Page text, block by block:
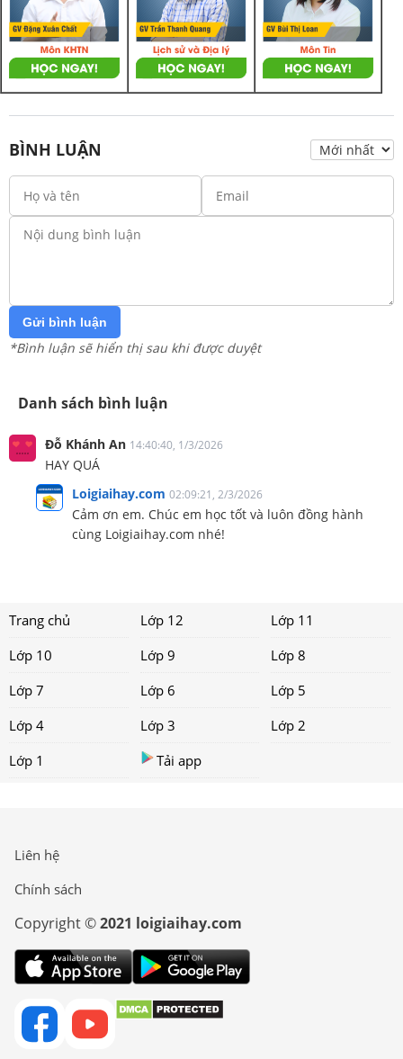
BÌNH LUẬN
Gửi bình luận
*Bình luận sẽ hiển thị sau khi được duyệt
Danh sách bình luận
Đỗ Khánh An 14:40:40, 1/3/2026
HAY QUÁ
Loigiaihay.com 02:09:21, 2/3/2026
Cảm ơn em. Chúc em học tốt và luôn đồng hành
cùng Loigiaihay.com nhé!
Trang chủ Lớp 12
Lớp 11
Lớp 10
Lớp 9
Lớp 8
Lớp 7
Lớp 6
Lớp 5
Lớp 4
Lớp 3
Lớp 2
Lớp 1
Tải app
Liên hệ
Chính sách
Copyright ©2021 loigiaihay.com